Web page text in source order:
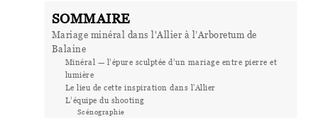
SOMMAIRE
Mariage minéral dans l'Allier à l’Arboretum de
Balaine
Minéral — l’épure sculptée d’un mariage entre pierre et
lumière
Le lieu de cette inspiration dans l'Allier
L’équipe du shooting
Scénographie